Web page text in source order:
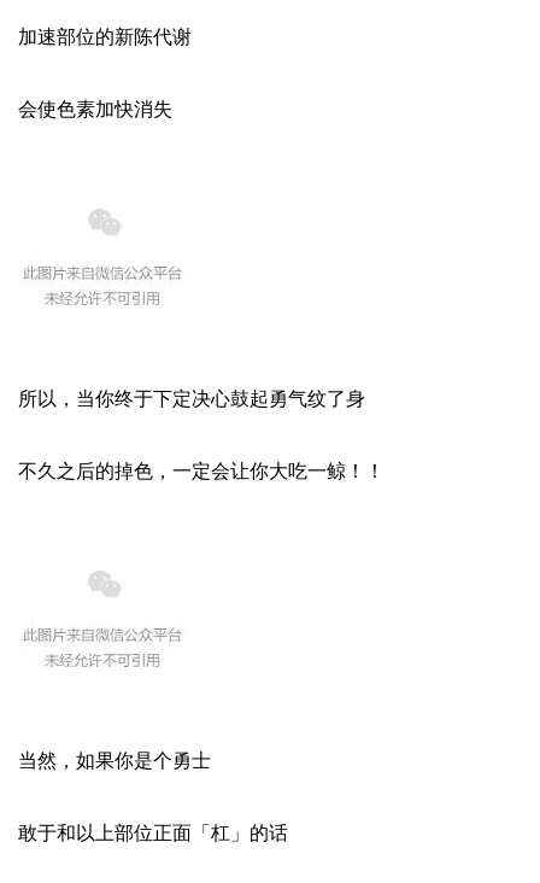
加速部位的新陈代谢
会使色素加快消失
所以，当你终于下定决心鼓起勇气纹了身
不久之后的掉色，一定会让你大吃一鲸！！
当然，如果你是个勇士
敢于和以上部位正面「杠」的话